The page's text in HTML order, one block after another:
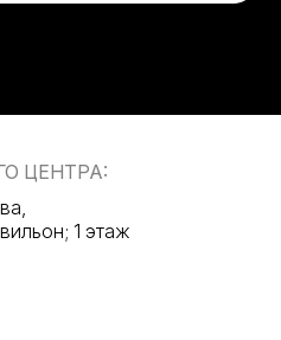
ЦЕНТРА:
1 этаж